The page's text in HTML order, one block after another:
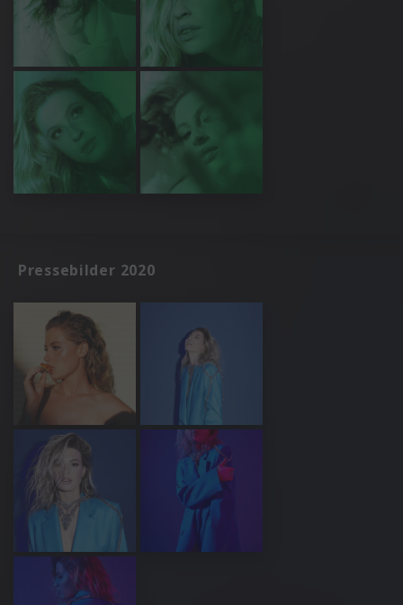
Pressebilder 2020